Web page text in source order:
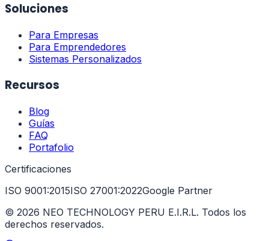
Soluciones
Para Empresas
Para Emprendedores
Sistemas Personalizados
Recursos
Blog
Guías
FAQ
Portafolio
Certificaciones
ISO 9001:2015ISO 27001:2022Google Partner
© 2026 NEO TECHNOLOGY PERU E.I.R.L. Todos los
derechos reservados.